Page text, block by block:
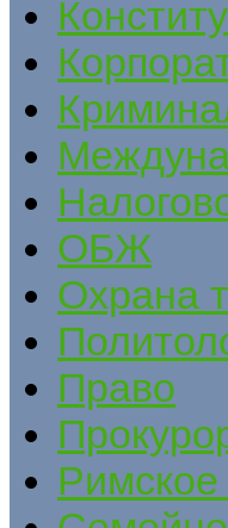
ОБЖ
Охрана
Право
Римское